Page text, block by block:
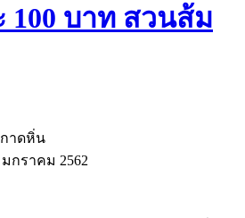
บาท สวนส้ม
กาดหิ่น
มกราคม 2562